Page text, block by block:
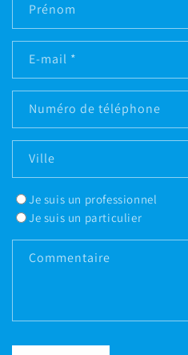
Prénom
E-mail *
Numéro de téléphone
Ville
Je suis un professionnel
Je suis un particulier
Commentaire